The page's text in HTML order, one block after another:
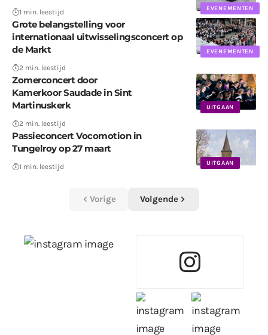
EVENEMENTEN
1 min. leestijd
EVENEMENTEN
Grote belangstelling voor
internationaal uitwisselingsconcert op
de Markt
2 min. leestijd
UITGAAN
Zomerconcert door
Kamerkoor Saudade in Sint
Martinuskerk
2 min. leestijd
UITGAAN
Passieconcert Vocomotion in
Tungelroy op 27 maart
1 min. leestijd
Vorige Volgende